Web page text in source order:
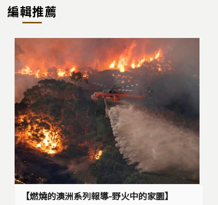
編輯推薦
【燃燒的澳洲系列報導-野火中的家園】